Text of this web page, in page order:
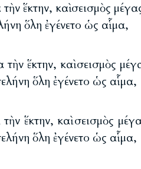
ἕκτην, καὶ σεισμὸς
ὅλη ἐγένετο ὡς αἷμα,
ἕκτην, καὶ σεισμὸς
ὅλη ἐγένετο ὡς αἷμα,
ἕκτην, καὶ σεισμὸς
ὅλη ἐγένετο ὡς αἷμα,